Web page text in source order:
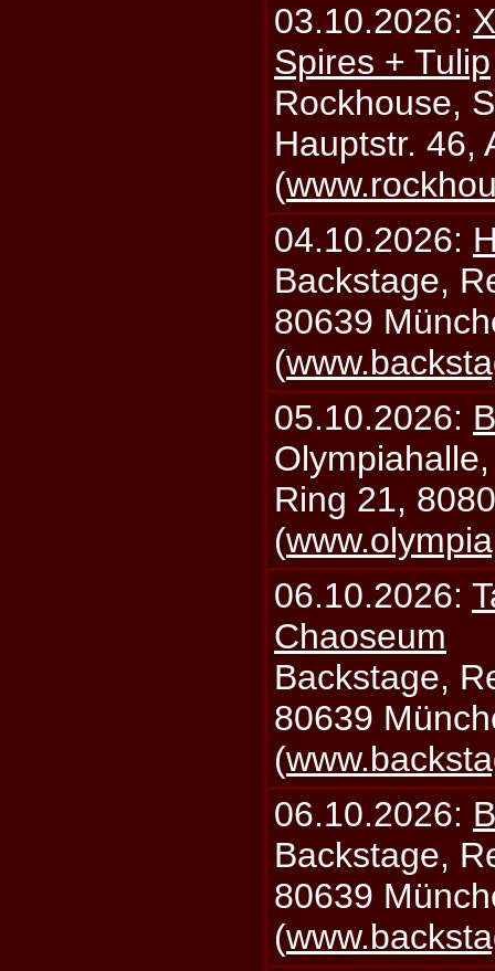
03.10.2026:
Spires + Tulip
Rockhouse,
Hauptstr. 46,
(
04.10.2026:
Backstage,
80639
(
05.10.2026:
Ring 21,
(
06.10.2026:
Chaoseum
Backstage,
80639
(
06.10.2026:
Backstage,
80639
(